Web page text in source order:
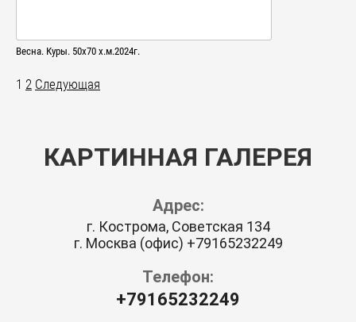
Весна. Куры. 50х70 х.м.2024г.
1 2 Следующая
КАРТИННАЯ ГАЛЕРЕЯ
Адрес:
г. Кострома, Советская 134
г. Москва (офис) +79165232249
Телефон:
+79165232249